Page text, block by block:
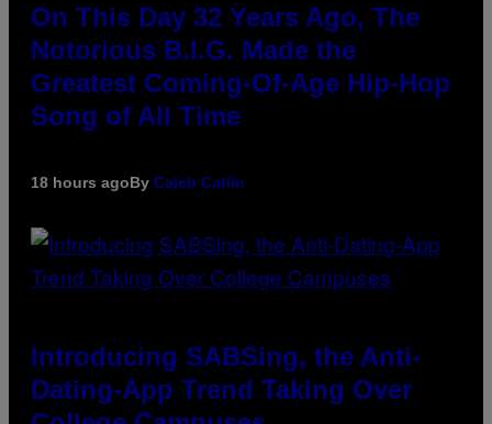
On This Day 32 Years Ago, The
Notorious B.I.G. Made the
Greatest Coming-Of-Age Hip-Hop
Song of All Time
18 hours agoBy Caleb Catlin
Introducing SABSing, the Anti-
Dating-App Trend Taking Over